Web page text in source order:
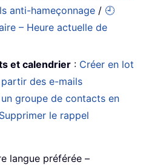
anti-hameçonnage / 🕘
– Heure actuelle de
et calendrier : Créer en lot
des e-mails
groupe de contacts en
Supprimer le rappel
langue préférée –